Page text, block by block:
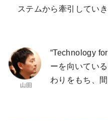
ステムから牽引していき
“Technology
ーを向いてい
わりをもち、